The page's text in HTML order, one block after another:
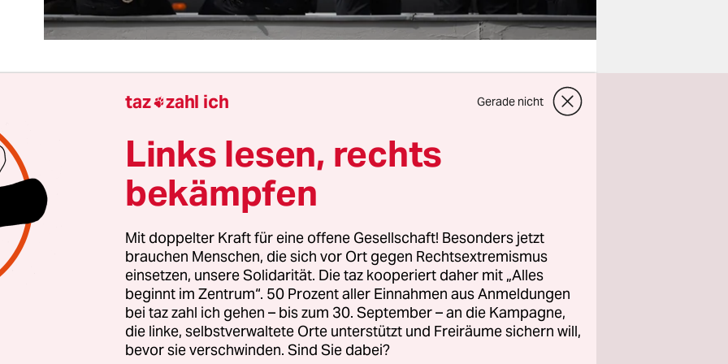
und das Meer eigentlich verbotener Flaggen zum 1.
in Solidarität mit den syrischen Kurden wird also nicht
Die Innenverwaltung findet nichts dabei. Na und?
auch damit gedient, wenn sich die Demo-
in langwierigen Verhandlungen mit der
über die zulässige Länge von
streiten würden?
Vermummungsverbot und Friedlichkeitsgebot sind allen
hinreichend bekannt, die Interventionsmöglichkeiten der
ebenso. Geschacher um konkretere
taz zahl ich Gerade nicht
Links lesen, rechts
bekämpfen
Mit doppelter Kraft für eine offene Gesellschaft! Besonders jetzt
brauchen Menschen, die sich vor Ort gegen Rechtsextremismus
einsetzen, unsere Solidarität. Die taz kooperiert daher mit „Alles
beginnt im Zentrum“. 50 Prozent aller Einnahmen aus Anmeldungen
bei taz zahl ich gehen – bis zum 30. September – an die Kampagne,
die linke, selbstverwaltete Orte unterstützt und Freiräume sichern will,
bevor sie verschwinden. Sind Sie dabei?